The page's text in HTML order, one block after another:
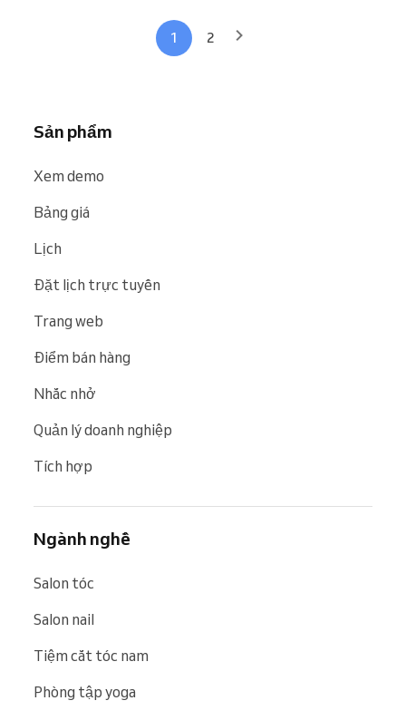
1 2
Sản phẩm
Xem demo
Bảng giá
Lịch
Đặt lịch trực tuyến
Trang web
Điểm bán hàng
Nhắc nhở
Quản lý doanh nghiệp
Tích hợp
Ngành nghề
Salon tóc
Salon nail
Tiệm cắt tóc nam
Phòng tập yoga